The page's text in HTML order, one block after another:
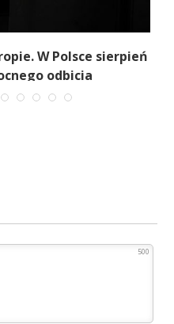
W Polsce sierpień
odbicia
500